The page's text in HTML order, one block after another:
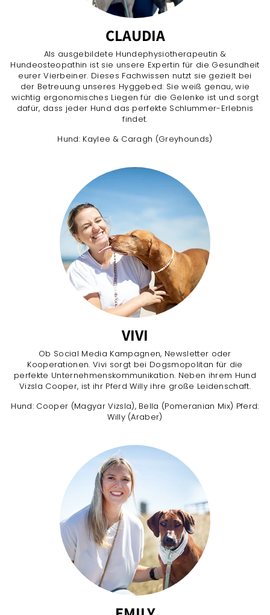
CLAUDIA
Als ausgebildete Hundephysiotherapeutin &
Hundeosteopathin ist sie unsere Expertin für die Gesundheit
eurer Vierbeiner. Dieses Fachwissen nutzt sie gezielt bei
der Betreuung unseres Hyggebed: Sie weiß genau, wie
wichtig ergonomisches Liegen für die Gelenke ist und sorgt
dafür, dass jeder Hund das perfekte Schlummer-Erlebnis
findet.
Hund: Kaylee & Caragh (Greyhounds)
VIVI
Ob Social Media Kampagnen, Newsletter oder
Kooperationen. Vivi sorgt bei Dogsmopolitan für die
perfekte Unternehmenskommunikation. Neben ihrem Hund
Vizsla Cooper, ist ihr Pferd Willy ihre große Leidenschaft.
Hund: Cooper (Magyar Vizsla), Bella (Pomeranian Mix) Pferd:
Willy (Araber)